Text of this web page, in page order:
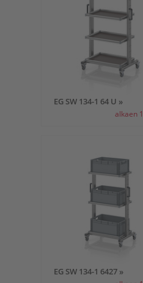
EG SW 134-1 64 U »
alkaen
EG SW 134-1 6427 »